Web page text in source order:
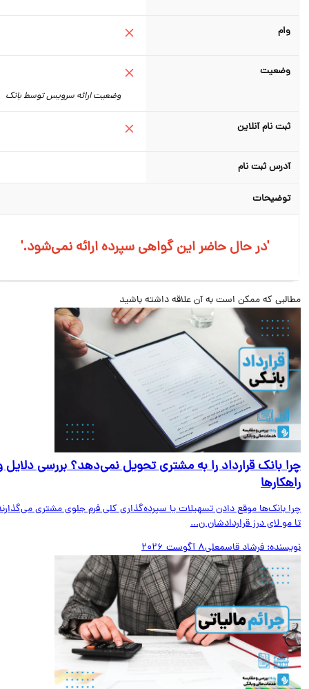
وضعیت
وضعیت ارائه سرویس توسط بانک
ثبت نام آنلاین
آدرس ثبت نام
توضیحات
که ممکن است به آن علاقه داشته باشید
بانک قرارداد را به مشتری تحویل نمی‌دهد؟ بررسی دلایل و
بانک‌ها موقع دادن تسهیلات یا سپرده‌گذاری کلی فرم جلوی مشتری می‌گذارند
مو لای درز قراردادشان ن...
فرشاد قاسمعلی8 آگوست 2026